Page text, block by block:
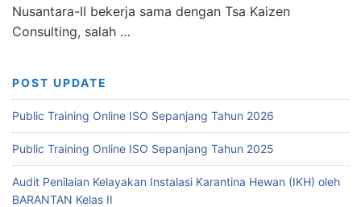
Nusantara-II bekerja sama dengan Tsa Kaizen
Consulting, salah …
POST UPDATE
Public Training Online ISO Sepanjang Tahun 2026
Public Training Online ISO Sepanjang Tahun 2025
Audit Penilaian Kelayakan Instalasi Karantina Hewan (IKH) oleh
BARANTAN Kelas II